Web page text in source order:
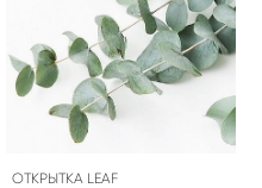
ОТКРЫТКА LEAF